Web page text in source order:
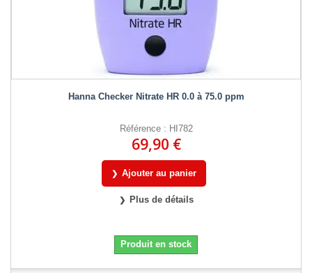
Hanna Checker Nitrate HR 0.0 à 75.0 ppm
Référence : HI782
69,90 €
Ajouter au panier
Plus de détails
Produit en stock